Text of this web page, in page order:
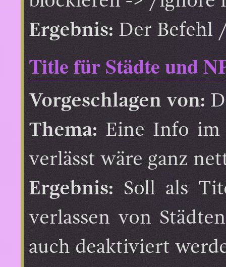
Ergebnis: Der Befehl
Title für Städte und
Vorgeschlagen von:
Thema: Eine Info im
verlässt wäre ganz
Ergebnis: Soll als
verlassen von
auch deaktiviert